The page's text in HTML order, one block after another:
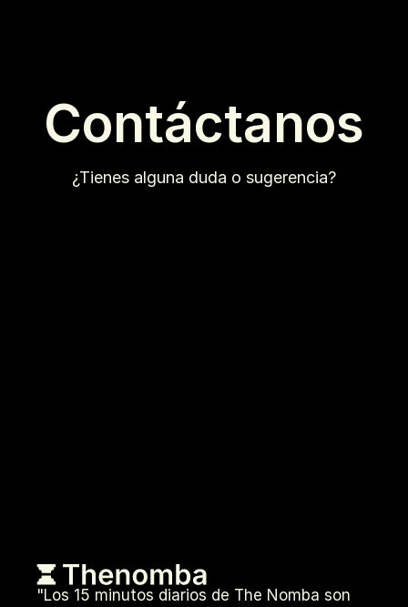
Contáctanos
¿Tienes alguna duda o sugerencia?
"Los 15 minutos diarios de The Nomba son